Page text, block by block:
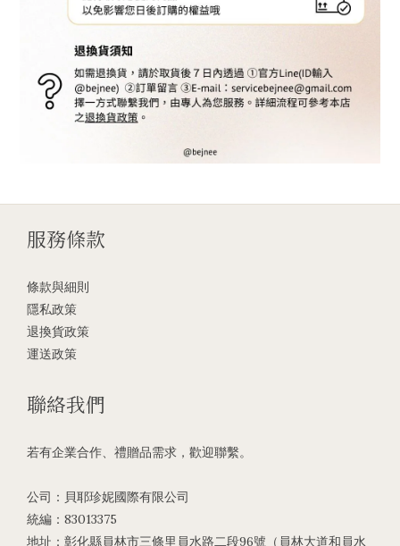
服務條款
條款與細則
隱私政策
退換貨政策
運送政策
聯絡我們
若有企業合作、禮贈品需求，歡迎聯繫。
公司：貝耶珍妮國際有限公司
統編：83013375
地址：彰化縣員林市三條里員水路二段96號（員林大道和員水